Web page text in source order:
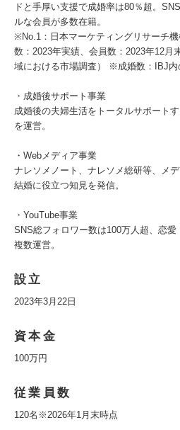
ドと手厚い支援で成婚率は80％超。
ルな会員が多数在籍。
※No.1：日本マーケティングリサーチ
数：2023年実績、会員数：2023年12月
域における市場調査） ※成婚数：IBJ内
・成婚後サポート事業
成婚後の夫婦生活をトータルサポート
を運営。
・Webメディア事業
ナレソメノート、ナレソメ総研等、メ
結婚に役立つ知見を発信。
・YouTube事業
SNS総フォロワー数は100万人超、恋
複数運営。
設立
2023年3月22日
資本金
100万円
従業員数
120名※2026年1月末時点